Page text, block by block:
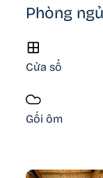
Phòng ngủ
Cửa sổ
Gối ôm